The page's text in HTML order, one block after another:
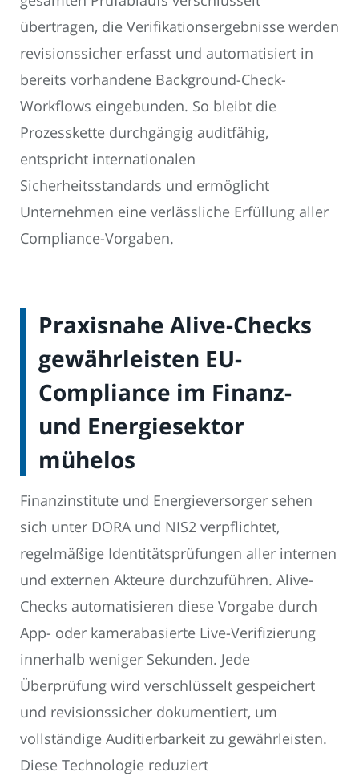
übertragen, die Verifikationsergebnisse werden
revisionssicher erfasst und automatisiert in
bereits vorhandene Background-Check-
Workflows eingebunden. So bleibt die
Prozesskette durchgängig auditfähig,
entspricht internationalen
Sicherheitsstandards und ermöglicht
Unternehmen eine verlässliche Erfüllung aller
Compliance-Vorgaben.
Praxisnahe Alive-Checks
gewährleisten EU-
Compliance im Finanz-
und Energiesektor
mühelos
Finanzinstitute und Energieversorger sehen
sich unter DORA und NIS2 verpflichtet,
regelmäßige Identitätsprüfungen aller internen
und externen Akteure durchzuführen. Alive-
Checks automatisieren diese Vorgabe durch
App- oder kamerabasierte Live-Verifizierung
innerhalb weniger Sekunden. Jede
Überprüfung wird verschlüsselt gespeichert
und revisionssicher dokumentiert, um
vollständige Auditierbarkeit zu gewährleisten.
Diese Technologie reduziert